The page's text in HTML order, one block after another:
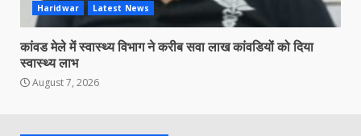
Haridwar Latest News
कांवड मेले में स्वास्थ्य विभाग ने करीब सवा लाख कांवडियों को दिया
स्वास्थ्य लाभ
August 7, 2026